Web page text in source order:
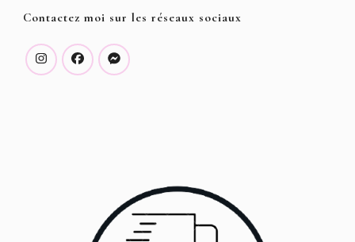
Contactez moi sur les réseaux sociaux